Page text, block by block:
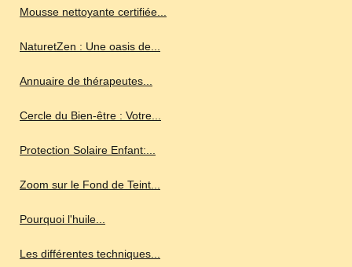
Mousse nettoyante certifiée...
NaturetZen : Une oasis de...
Annuaire de thérapeutes...
Cercle du Bien-être : Votre...
Protection Solaire Enfant:...
Zoom sur le Fond de Teint...
Pourquoi l'huile...
Les différentes techniques...